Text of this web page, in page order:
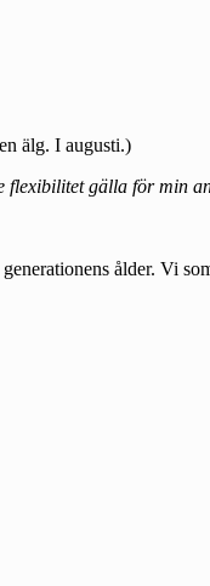
älg. I augusti.)
flexibilitet gälla för min
ålder. Vi